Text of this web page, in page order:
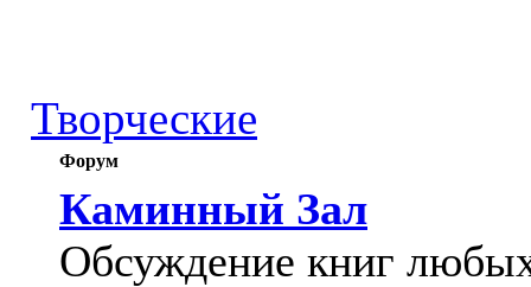
Творческие
Форум
Каминный Зал
Обсуждение книг